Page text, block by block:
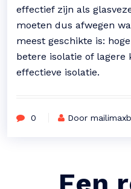
effectief zijn als
moeten dus afwegen
meest geschikte is:
betere isolatie of
effectieve isolatie.
0 Door